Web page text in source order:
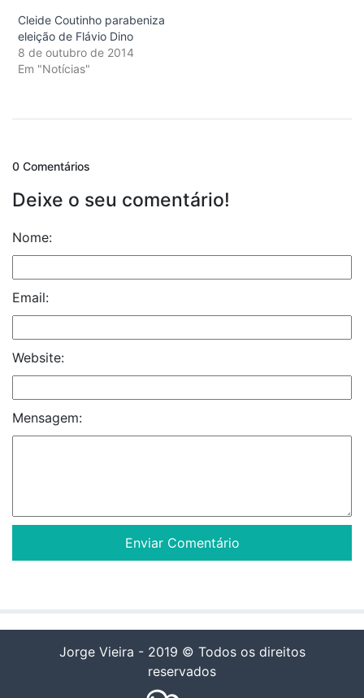
Cleide Coutinho parabeniza
eleição de Flávio Dino
8 de outubro de 2014
Em "Notícias"
0 Comentários
Deixe o seu comentário!
Nome:
Email:
Website:
Mensagem:
Jorge Vieira - 2019 © Todos os direitos
reservados